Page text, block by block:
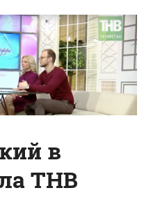
в
ТНВ